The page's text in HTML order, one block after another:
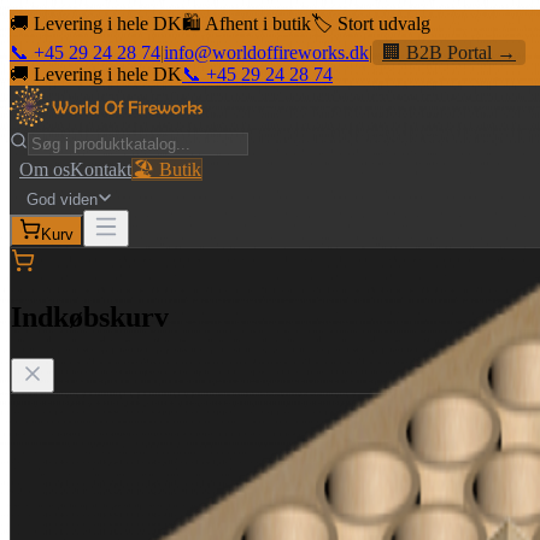
🚚 Levering i hele DK🛍️ Afhent i butik🏷️ Stort udvalg
📞 +45 29 24 28 74|info@worldoffireworks.dk|
🏢 B2B Portal →
🚚 Levering i hele DK📞 +45 29 24 28 74
Om osKontakt🏖️ Butik
God viden
Kurv
Indkøbskurv